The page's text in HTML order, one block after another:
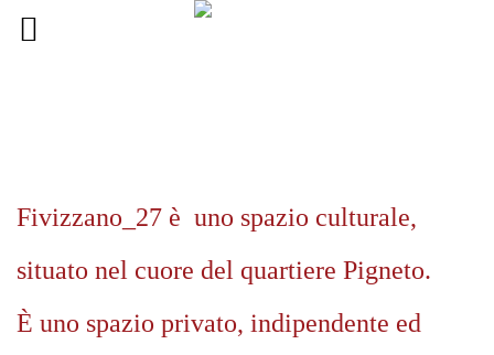
Fivizzano_27 è uno spazio culturale,
situato nel cuore del quartiere Pigneto.
È uno spazio privato, indipendente ed